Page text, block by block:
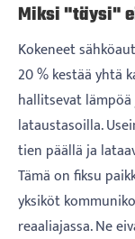
Miksi "täysi"
Kokeneet
20 % kestää yhtä
hallitsevat
lataustasoilla.
tien päällä ja
Tämä on fiksu
yksiköt
reaaliajassa. Ne